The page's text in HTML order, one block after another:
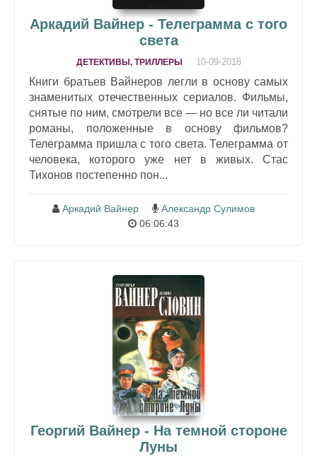
Аркадий Вайнер - Телеграмма с того
света
ДЕТЕКТИВЫ, ТРИЛЛЕРЫ 10-09-2018
Книги братьев Вайнеров легли в основу самых
знаменитых отечественных сериалов. Фильмы,
снятые по ним, смотрели все — но все ли читали
романы, положенные в основу фильмов?
Телеграмма пришла с того света. Телеграмма от
человека, которого уже нет в живых. Стас
Тихонов постепенно пон...
Аркадий Вайнер
Александр Сулимов
06:06:43
Георгий Вайнер - На темной стороне
Луны